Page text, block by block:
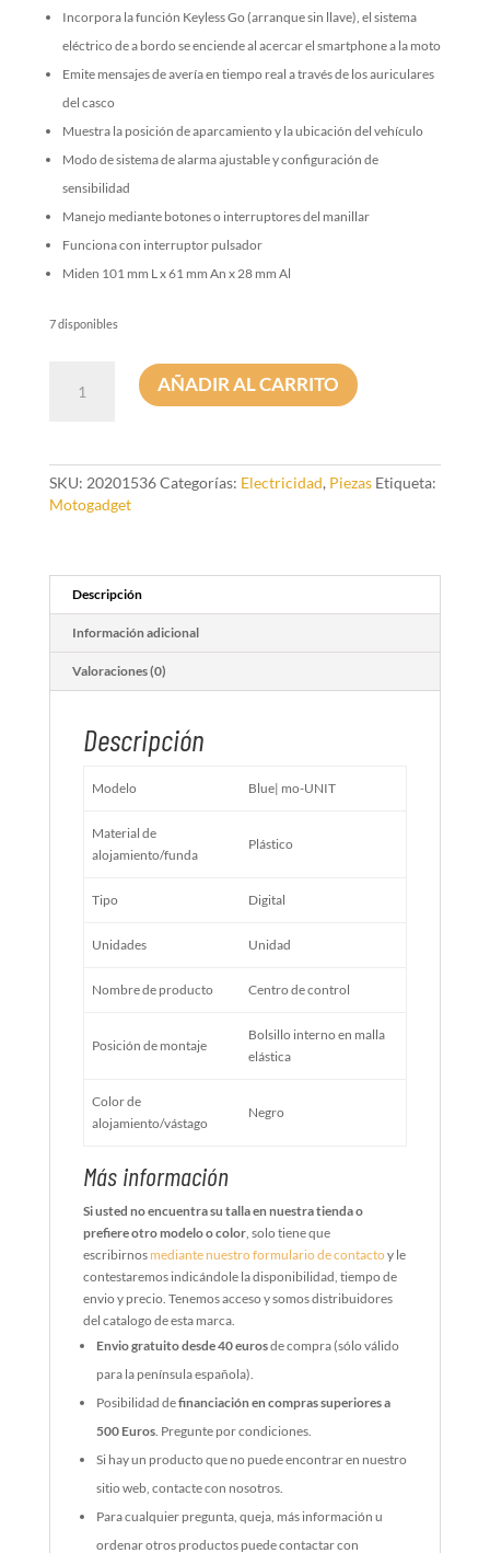
Incorpora la función Keyless Go (arranque sin llave), el sistema
eléctrico de a bordo se enciende al acercar el smartphone a la moto
Emite mensajes de avería en tiempo real a través de los auriculares
del casco
Muestra la posición de aparcamiento y la ubicación del vehículo
Modo de sistema de alarma ajustable y configuración de
sensibilidad
Manejo mediante botones o interruptores del manillar
Funciona con interruptor pulsador
Miden 101 mm L x 61 mm An x 28 mm Al
7 disponibles
UNIT
Basic
AÑADIR AL CARRITO
SKU: 20201536Categorías: Electricidad, Piezas Etiqueta:
Motogadget
Descripción
Información adicional
Valoraciones (0)
Descripción
Modelo Blue| mo-UNIT
Material de
alojamiento/funda
Plástico
Tipo Digital
Unidades Unidad
Nombre de producto Centro de control
Posición de montaje
Bolsillo interno en malla
elástica
Color de
alojamiento/vástago
Negro
Más información
Si usted no encuentra su talla en nuestra tienda o
prefiere otro modelo o color, solo tiene que
escribirnos mediante nuestro formulario de contactoy le
contestaremos indicándole la disponibilidad, tiempo de
envio y precio. Tenemos acceso y somos distribuidores
del catalogo de esta marca.
Envio gratuito desde 40 eurosde compra (sólo válido
para la península española).
Posibilidad definanciación en compras superiores a
500 Euros. Pregunte por condiciones.
Si hay un producto que no puede encontrar en nuestro
sitio web, contacte con nosotros.
Para cualquier pregunta, queja, más información u
ordenar otros productos puede contactar con